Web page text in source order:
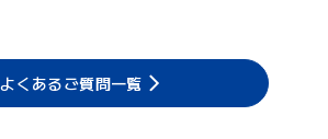
など対象外エリアもあります。
ービス期間中は、余剰売電収入と毎月
を東京ガスが得る代わりに、お客さま
抑えます。
よくあるご質問一覧